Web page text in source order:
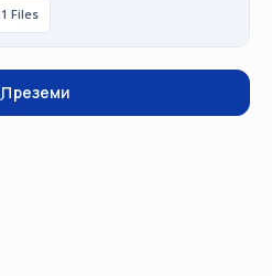
1 Files
Преземи